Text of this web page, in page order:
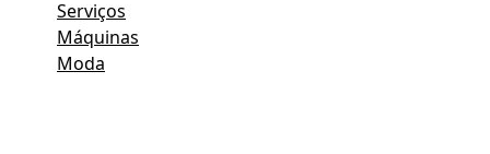
Serviços
Máquinas
Moda